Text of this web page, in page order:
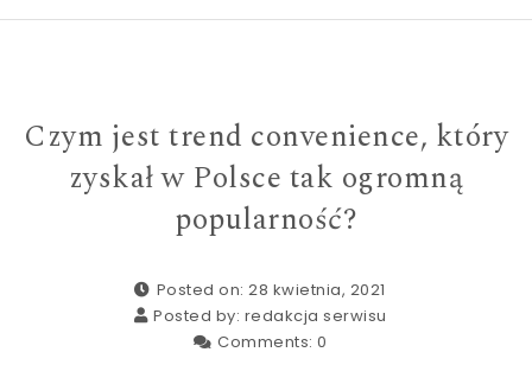
Czym jest trend convenience, który
zyskał w Polsce tak ogromną
popularność?
Posted on: 28 kwietnia, 2021
Posted by: redakcja serwisu
Comments: 0